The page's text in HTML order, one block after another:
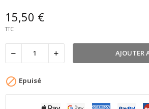
15,50 €
TTC
AJOUTER
 Epuisé